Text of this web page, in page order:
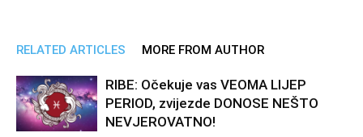
RELATED ARTICLES MORE FROM AUTHOR
RIBE: Očekuje vas VEOMA LIJEP
PERIOD, zvijezde DONOSE NEŠTO
NEVJEROVATNO!